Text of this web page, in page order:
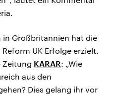
in Großbritannien hat die
UK Erfolge erzielt.
Zeitung KARAR: „Wie
aus den
Dies gelang ihr vor